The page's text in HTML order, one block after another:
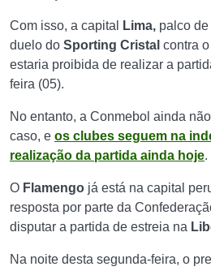
Com isso, a capital Lima, palco
duelo do Sporting Cristal contra o
estaria proibida de realizar a
feira (05).
No entanto, a Conmebol ainda
caso, e os clubes seguem na
realização da partida ainda hoje.
O Flamengo já está na capital
resposta por parte da
disputar a partida de estreia na
Na noite desta segunda-feira, o